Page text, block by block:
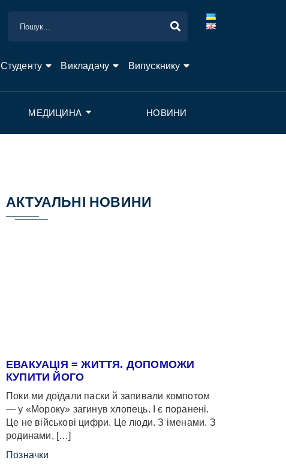
Студенту Викладачу Випускнику
МЕДИЦИНА НОВИНИ
АКТУАЛЬНІ НОВИНИ
ЕВАКУАЦІЯ = ЖИТТЯ. ДОПОМОЖИ
КУПИТИ ЙОГО
Поки ми доїдали паски й запивали компотом
— у «Мороку» загинув хлопець. І є поранені.
Це не військові цифри. Це люди. З іменами. З
родинами, […]
Позначки